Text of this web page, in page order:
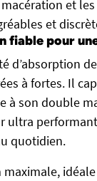
et
et
fiable pour
d’absorption de
à fortes. Il
à son double
ultra
quotidien.